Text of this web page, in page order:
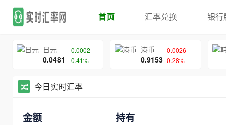
首页 汇率兑换 银行
日元
0.0481
-0.0002
-0.41%
港币
0.9153
0.0026
0.28%
今日实时汇率
金额 持有